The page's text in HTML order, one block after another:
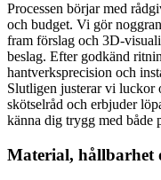
Processen börjar med
och budget. Vi gör
fram förslag och
beslag. Efter godkänd
hantverksprecision och
Slutligen justerar vi luckor
skötselråd och erbjuder
känna dig trygg med både
Material, hållbarhet